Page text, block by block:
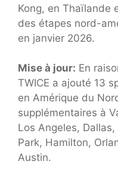
Kong, en Thaïlande
des étapes nord-
en janvier 2026.
Mise à jour: En
TWICE a ajouté 13
en Amérique du
supplémentaires à
Los Angeles,
Park, Hamilton,
Austin.